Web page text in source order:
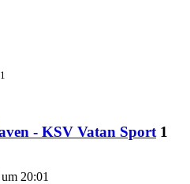
- KSV Vatan Sport 1
20:01